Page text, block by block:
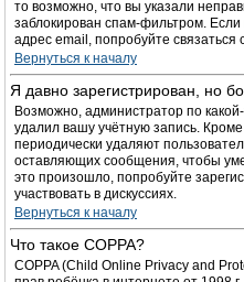
то возможно, что вы указали
заблокирован спам-фильтром.
адрес email, попробуйте связаться
Вернуться к началу
Я давно зарегистрирован, но
Возможно, администратор по
удалил вашу учётную запись.
периодически удаляют
оставляющих сообщения, чтобы
это произошло, попробуйте
участвовать в дискуссиях.
Вернуться к началу
Что такое COPPA?
COPPA (Child Online Privacy and